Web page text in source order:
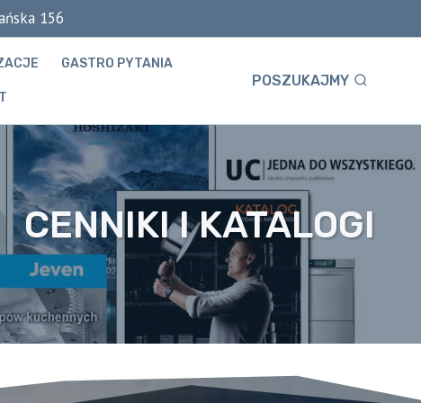
156
GASTRO PYTANIA
POSZUKAJMY
CENNIKI I KATALOGI